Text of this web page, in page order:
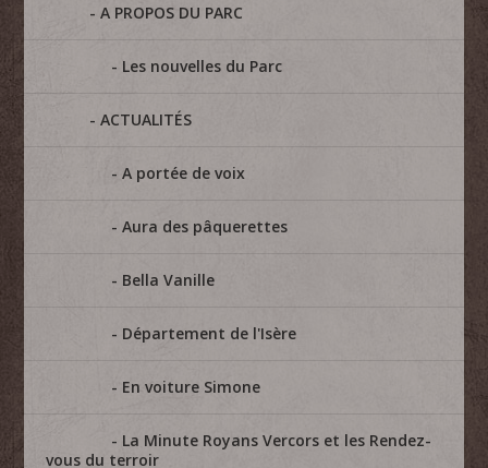
A PROPOS DU PARC
Les nouvelles du Parc
ACTUALITÉS
A portée de voix
Aura des pâquerettes
Bella Vanille
Département de l'Isère
En voiture Simone
La Minute Royans Vercors et les Rendez-
vous du terroir